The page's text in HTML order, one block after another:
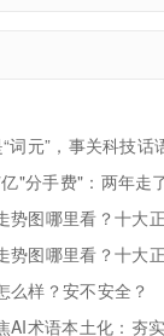
词元”，事关科技话
"分手费"：两年走
势图哪里看？十大
势图哪里看？十大
么样？安不安全？
AI术语本土化：夯